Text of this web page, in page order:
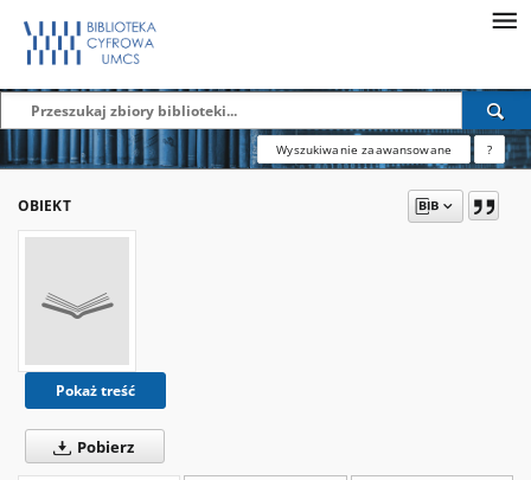
Wyszukiwanie zaawansowane ?
OBIEKT
Pokaż treść
Pobierz